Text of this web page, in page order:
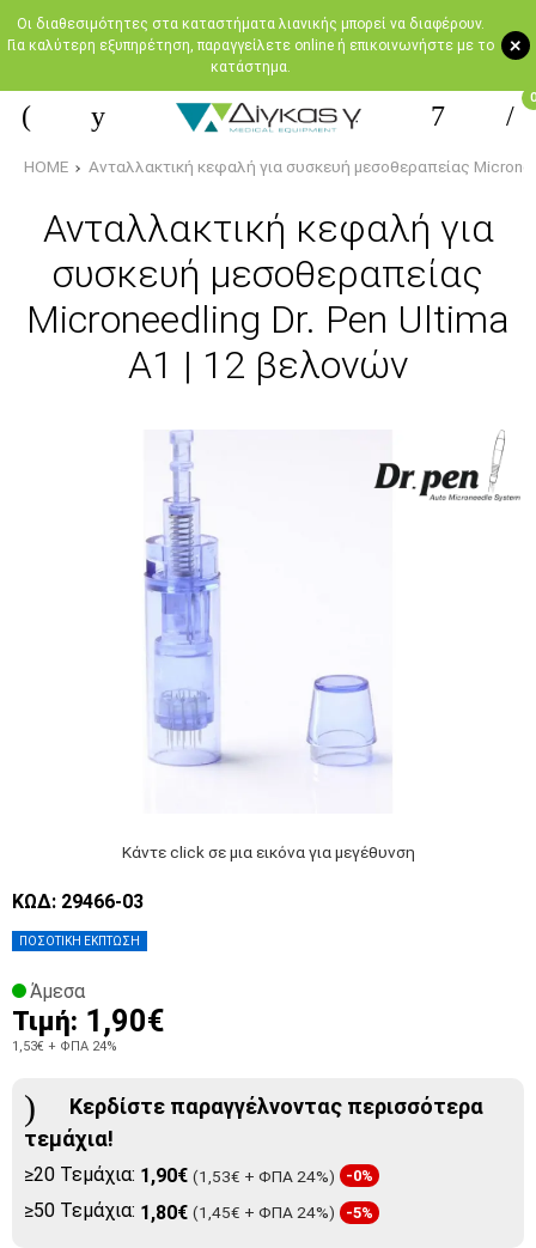
+
Oι διαθεσιμότητες στα καταστήματα λιανικής μπορεί να διαφέρουν.
Για καλύτερη εξυπηρέτηση, παραγγείλετε online ή επικοινωνήστε με το
κατάστημα.
0
HOME Ανταλλακτική κεφαλή για συσκευή μεσοθεραπείας
Ανταλλακτική κεφαλή για
συσκευή μεσοθεραπείας
Microneedling Dr. Pen Ultima
A1 | 12 βελονών
Κάντε click σε μια εικόνα για μεγέθυνση
ΠΟΣΟΤΙΚΗ ΕΚΠΤΩΣΗ
ΚΩΔ: 29466-03
Άμεσα
Τιμή: 1,90€
1,53€ + ΦΠΑ 24%
Κερδίστε παραγγέλνοντας περισσότερα
τεμάχια!
≥20 Τεμάχια: 1,90€ (1,53€ + ΦΠΑ 24%) -0%
≥50 Τεμάχια: 1,80€ (1,45€ + ΦΠΑ 24%) -5%